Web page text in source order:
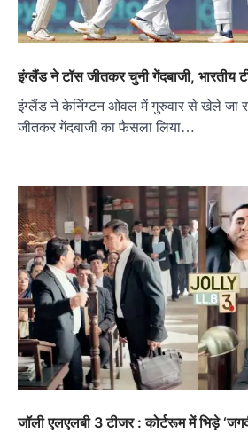
इंग्लैंड ने टॉस जीतकर चुनी गेंदबाजी, भारतीय
इंग्लैंड ने केनिंग्टन ओवल में गुरुवार से खेले जा
जीतकर गेंदबाजी का फैसला लिया…
जॉली एलएलबी 3 टीजर : कोर्टरूम में भिड़े